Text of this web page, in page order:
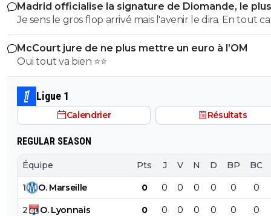
Madrid officialise la signature de Diomande, le
transfert de son histoire
Je sens le gros flop arrivé mais l'avenir le dira. En tout
avait une trop sombre histoire d'agent dans ce dossier
reste un jeune pari sur lequel trop d'argent était à
McCourt jure de ne plus mettre un euro à l’OM
Oui tout va bien ⭐⭐
Ligue 1
Calendrier Résultats
REGULAR SEASON
Équipe Pts J V N D BP BC
1 O. Marseille 0 0 0 0 0 0 0
2 O. Lyonnais 0 0 0 0 0 0 0